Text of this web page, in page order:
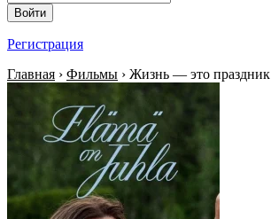
Войти
Регистрация
Главная › Фильмы › Жизнь — это праздник